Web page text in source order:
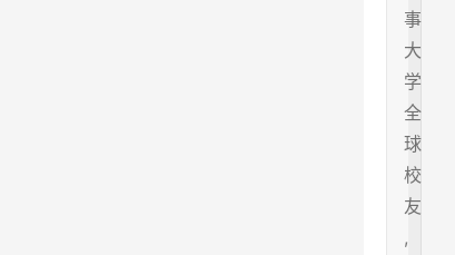
事
大
学
全
球
校
友
,